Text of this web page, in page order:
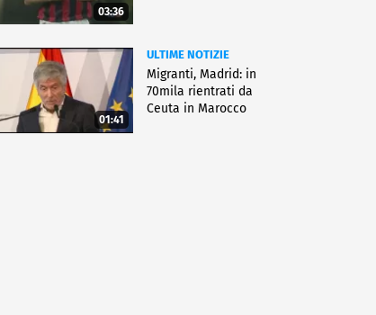
03:36
01:41
ULTIME NOTIZIE
Migranti, Madrid: in
70mila rientrati da
Ceuta in Marocco